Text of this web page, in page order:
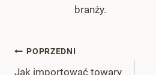
branży.
Nawigacja
POPRZEDNI
Jak importować towary